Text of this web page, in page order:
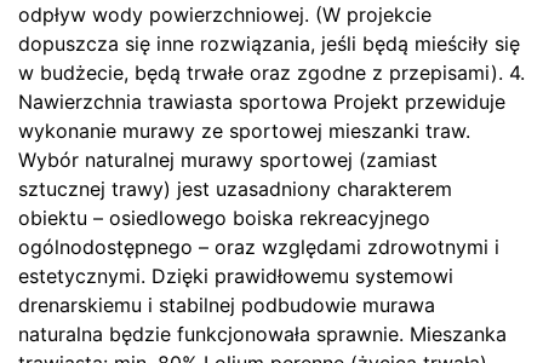
odpływ wody powierzchniowej. (W projekcie
dopuszcza się inne rozwiązania, jeśli będą mieściły się
w budżecie, będą trwałe oraz zgodne z przepisami). 4.
Nawierzchnia trawiasta sportowa Projekt przewiduje
wykonanie murawy ze sportowej mieszanki traw.
Wybór naturalnej murawy sportowej (zamiast
sztucznej trawy) jest uzasadniony charakterem
obiektu – osiedlowego boiska rekreacyjnego
ogólnodostępnego – oraz względami zdrowotnymi i
estetycznymi. Dzięki prawidłowemu systemowi
drenarskiemu i stabilnej podbudowie murawa
naturalna będzie funkcjonowała sprawnie. Mieszanka